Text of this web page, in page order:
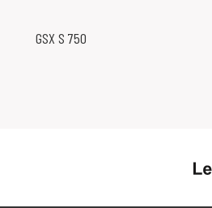
GSX S 750